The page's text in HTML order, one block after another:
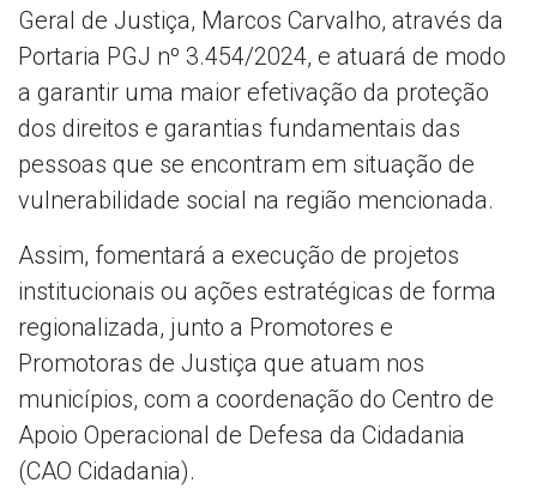
Geral de Justiça, Marcos Carvalho, através da
Portaria PGJ nº 3.454/2024, e atuará de modo
a garantir uma maior efetivação da proteção
dos direitos e garantias fundamentais das
pessoas que se encontram em situação de
vulnerabilidade social na região mencionada.
Assim, fomentará a execução de projetos
institucionais ou ações estratégicas de forma
regionalizada, junto a Promotores e
Promotoras de Justiça que atuam nos
municípios, com a coordenação do Centro de
Apoio Operacional de Defesa da Cidadania
(CAO Cidadania).